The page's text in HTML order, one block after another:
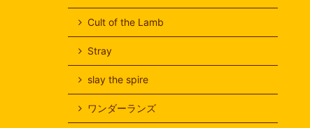
Cult of the Lamb
Stray
slay the spire
ワンダーランズ